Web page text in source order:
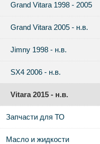
Grand Vitara 1998 - 2005
Grand Vitara 2005 - н.в.
Jimny 1998 - н.в.
SX4 2006 - н.в.
Vitara 2015 - н.в.
Запчасти для ТО
Масло и жидкости